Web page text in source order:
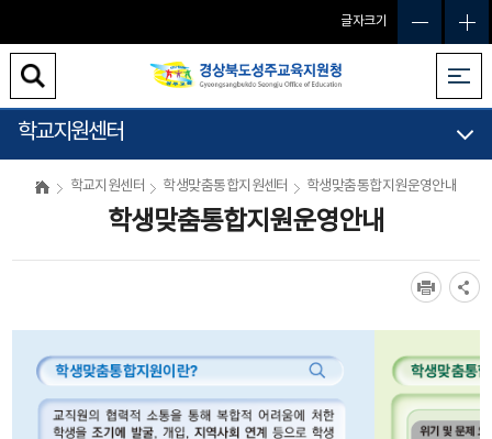
글자크기
학교지원센터
학교지원센터 학생맞춤통합지원센터 학생맞춤통합지원운영안내
학생맞춤통합지원운영안내